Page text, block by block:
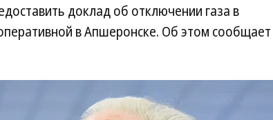
доклад об отключении газа в
в Апшеронске. Об этом сообщает